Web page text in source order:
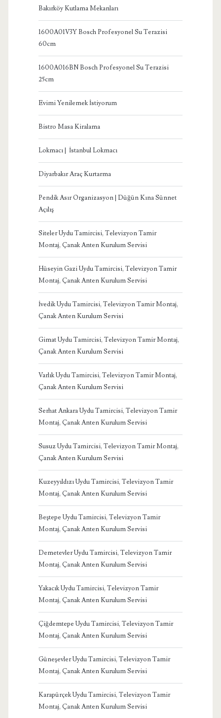
Bakırköy Kutlama Mekanları
1600A01V3Y Bosch Profesyonel Su Terazisi
60cm
1600A016BN Bosch Profesyonel Su Terazisi
25cm
Evimi Yenilemek İstiyorum
Bistro Masa Kiralama
Lokmacı | İstanbul Lokmacı
Diyarbakır Araç Kurtarma
Pendik Asır Organizasyon | Düğün Kına Sünnet
Açılış
Siteler Uydu Tamircisi, Televizyon Tamir
Montaj, Çanak Anten Kurulum Servisi
Hüseyin Gazi Uydu Tamircisi, Televizyon Tamir
Montaj, Çanak Anten Kurulum Servisi
İvedik Uydu Tamircisi, Televizyon Tamir Montaj,
Çanak Anten Kurulum Servisi
Gimat Uydu Tamircisi, Televizyon Tamir Montaj,
Çanak Anten Kurulum Servisi
Varlık Uydu Tamircisi, Televizyon Tamir Montaj,
Çanak Anten Kurulum Servisi
Serhat Ankara Uydu Tamircisi, Televizyon Tamir
Montaj, Çanak Anten Kurulum Servisi
Susuz Uydu Tamircisi, Televizyon Tamir Montaj,
Çanak Anten Kurulum Servisi
Kuzeyyıldızı Uydu Tamircisi, Televizyon Tamir
Montaj, Çanak Anten Kurulum Servisi
Beştepe Uydu Tamircisi, Televizyon Tamir
Montaj, Çanak Anten Kurulum Servisi
Demetevler Uydu Tamircisi, Televizyon Tamir
Montaj, Çanak Anten Kurulum Servisi
Yakacık Uydu Tamircisi, Televizyon Tamir
Montaj, Çanak Anten Kurulum Servisi
Çiğdemtepe Uydu Tamircisi, Televizyon Tamir
Montaj, Çanak Anten Kurulum Servisi
Güneşevler Uydu Tamircisi, Televizyon Tamir
Montaj, Çanak Anten Kurulum Servisi
Karapürçek Uydu Tamircisi, Televizyon Tamir
Montaj, Çanak Anten Kurulum Servisi